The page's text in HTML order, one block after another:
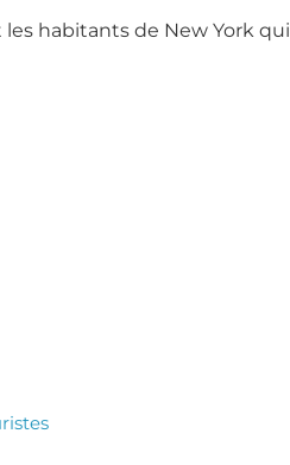
habitants de New York